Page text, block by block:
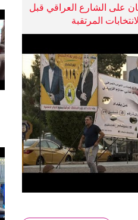
على الشارع العراقي قبل
المرتقبة